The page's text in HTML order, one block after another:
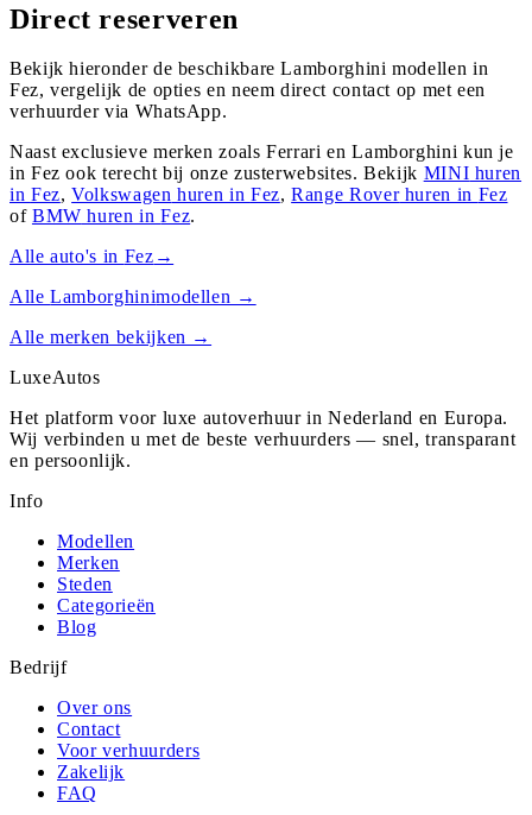
Direct reserveren
Bekijk hieronder de beschikbare Lamborghini modellen in
Fez, vergelijk de opties en neem direct contact op met een
verhuurder via WhatsApp.
Naast exclusieve merken zoals Ferrari en Lamborghini kun je
in Fez ook terecht bij onze zusterwebsites. Bekijk MINI huren
in Fez,Volkswagen huren in Fez,Range Roverhuren in Fez
of BMW huren inFez.
Alle auto's in Fez →
AlleLamborghinimodellen →
Alle merken bekijken →
LuxeAutos
Het platform voor luxe autoverhuur in Nederland en Europa.
Wij verbinden u met de beste verhuurders — snel, transparant
en persoonlijk.
Info
Modellen
Merken
Steden
Categorieën
Blog
Bedrijf
Over ons
Contact
Voor verhuurders
Zakelijk
FAQ